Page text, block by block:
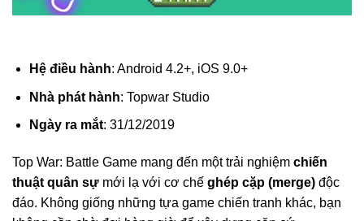
Hệ điều hành: Android 4.2+, iOS 9.0+
Nhà phát hành: Topwar Studio
Ngày ra mắt: 31/12/2019
Top War: Battle Game mang đến một trải nghiệm chiến
thuật quân sự mới lạ với cơ chế ghép cặp (merge) độc
đáo. Không giống những tựa game chiến tranh khác, bạn